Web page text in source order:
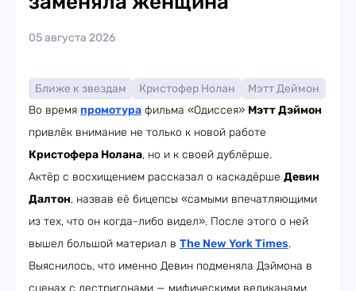
05 августа 2026
Ближе к звездам Кристофер Нолан
Мэтт Деймон
Во время промотура фильма «Одиссея» Мэтт Дэймон
привлёк внимание не только к новой работе
Кристофера Нолана, но и к своей дублёрше.
Актёр с восхищением рассказал о каскадёрше Девин
Далтон, назвав её бицепсы «самыми впечатляющими
из тех, что он когда-либо видел». После этого о ней
вышел большой материал в The New York Times.
Выяснилось, что именно Девин подменяла Дэймона в
сценах с лестригонами — мифическими великанами,